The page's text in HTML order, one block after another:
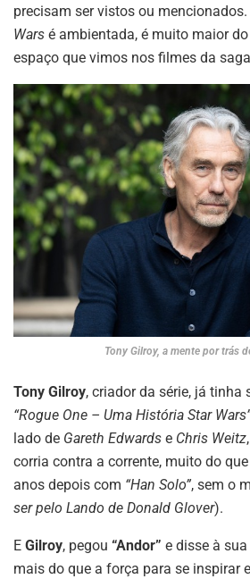
precisam ser vistos ou
Wars é ambientada, é muito maior
espaço que vimos nos filmes da
Tony Gilroy, a mente por trás
Tony Gilroy, criador da série, já tinha
“Rogue One – Uma História Star
lado de Gareth Edwards e Chris Weitz
corria contra a corrente, muito do
anos depois com “Han Solo”, sem o
ser pelo Lando de Donald Glover).
E Gilroy, pegou “Andor” e disse à
mais do que a força para se inspirar